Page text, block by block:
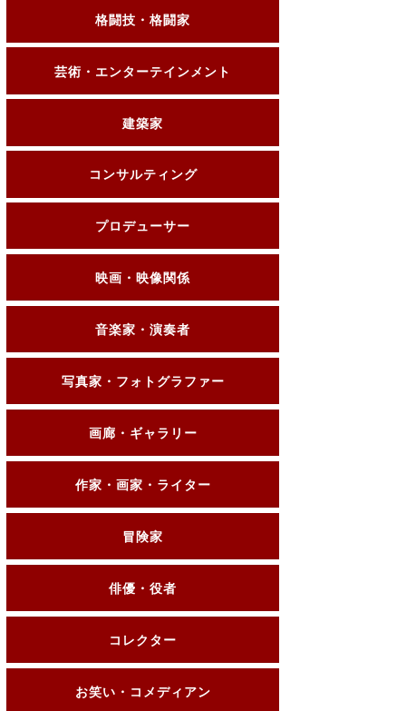
格闘技・格闘家
芸術・エンターテインメント
建築家
コンサルティング
プロデューサー
映画・映像関係
音楽家・演奏者
写真家・フォトグラファー
画廊・ギャラリー
作家・画家・ライター
冒険家
俳優・役者
コレクター
お笑い・コメディアン